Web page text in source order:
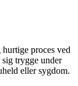
proces ved
trygge under
eller sygdom.